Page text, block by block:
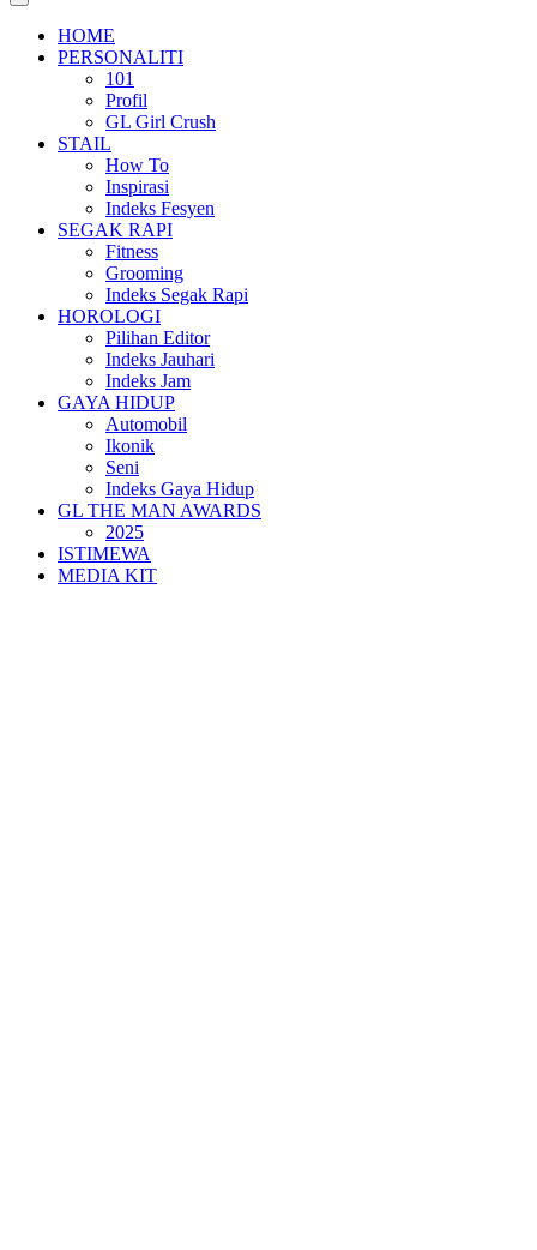
HOME
PERSONALITI
101
Profil
GL Girl Crush
STAIL
How To
Inspirasi
Indeks Fesyen
SEGAK RAPI
Fitness
Grooming
Indeks Segak Rapi
HOROLOGI
Pilihan Editor
Indeks Jauhari
Indeks Jam
GAYA HIDUP
Automobil
Ikonik
Seni
Indeks Gaya Hidup
GL THE MAN AWARDS
2025
ISTIMEWA
MEDIA KIT